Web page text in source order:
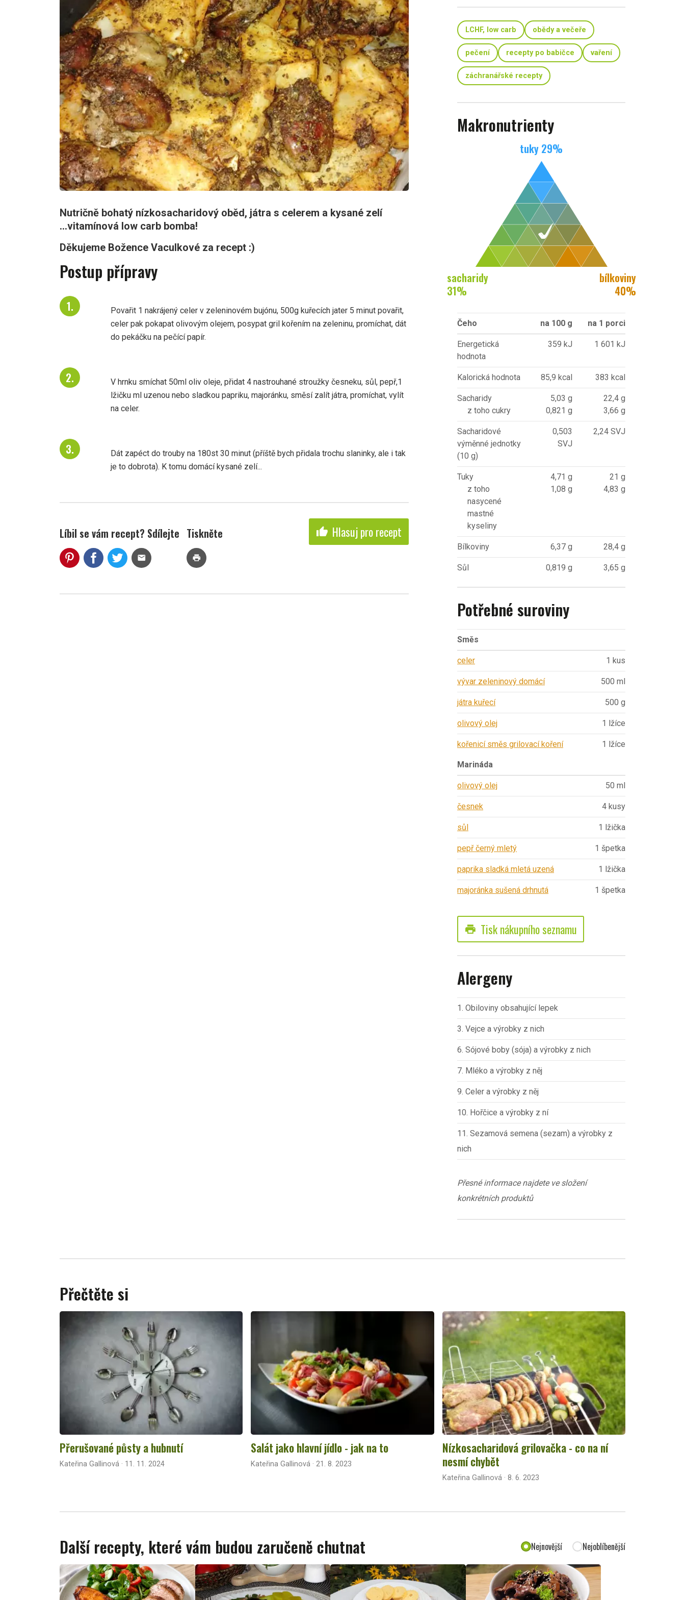
Nutričně bohatý nízkosacharidový oběd, játra s celerem a kysané zelí
...vitamínová low carb bomba!
Děkujeme Božence Vaculkové za recept :)
Postup přípravy
Povařit 1 nakrájený celer v zeleninovém bujónu, 500g kuřecích jater 5 minut povařit,
celer pak pokapat olivovým olejem, posypat gril kořením na zeleninu, promíchat, dát
do pekáčku na pečící papír.
V hrnku smíchat 50ml oliv oleje, přidat 4 nastrouhané stroužky česneku, sůl, pepř,1
lžičku ml uzenou nebo sladkou papriku, majoránku, směsí zalít játra, promíchat, vylít
na celer.
Dát zapéct do trouby na 180st 30 minut (příště bych přidala trochu slaninky, ale i tak
je to dobrota). K tomu domácí kysané zelí...
Líbil se vám recept? Sdílejte
mail
Tiskněte
print
thumb_up Hlasuj pro recept
LCHF, low carb obědy a večeře
pečení recepty po babičce vaření
záchranářské recepty
Makronutrienty
tuky 29%
sacharidy
31%
bílkoviny
40%
Čeho na 100 g na 1 porci
Energetická
hodnota
359 kJ 1 601 kJ
Kalorická hodnota 85,9 kcal 383 kcal
Sacharidy
z toho cukry
5,03 g
0,821 g
22,4 g
3,66 g
Sacharidové
výměnné jednotky
(10 g)
0,503
SVJ
2,24 SVJ
Tuky
z toho
nasycené
mastné
kyseliny
4,71 g
1,08 g
21 g
4,83 g
Bílkoviny 6,37 g 28,4 g
Sůl 0,819 g 3,65 g
Potřebné suroviny
Směs
celer 1 kus
vývar zeleninový domácí 500 ml
játra kuřecí 500 g
olivový olej 1 lžíce
kořenicí směs grilovací koření 1 lžíce
Marináda
olivový olej 50 ml
česnek 4 kusy
sůl 1 lžička
pepř černý mletý 1 špetka
paprika sladká mletá uzená 1 lžička
majoránka sušená drhnutá 1 špetka
print Tisk nákupního seznamu
Alergeny
1. Obiloviny obsahující lepek
3. Vejce a výrobky z nich
6. Sójové boby (sója) a výrobky z nich
7. Mléko a výrobky z něj
9. Celer a výrobky z něj
10. Hořčice a výrobky z ní
11. Sezamová semena (sezam) a výrobky z
nich
Přesné informace najdete ve složení
konkrétních produktů
Přečtěte si
Přerušované půsty a hubnutí
Kateřina Gallinová · 11. 11. 2024
Salát jako hlavní jídlo - jak na to
Kateřina Gallinová · 21. 8. 2023
Nízkosacharidová grilovačka - co na ní
nesmí chybět
Kateřina Gallinová · 8. 6. 2023
Další recepty, které vám budou zaručeně chutnat Nejnovější Nejoblíbenější